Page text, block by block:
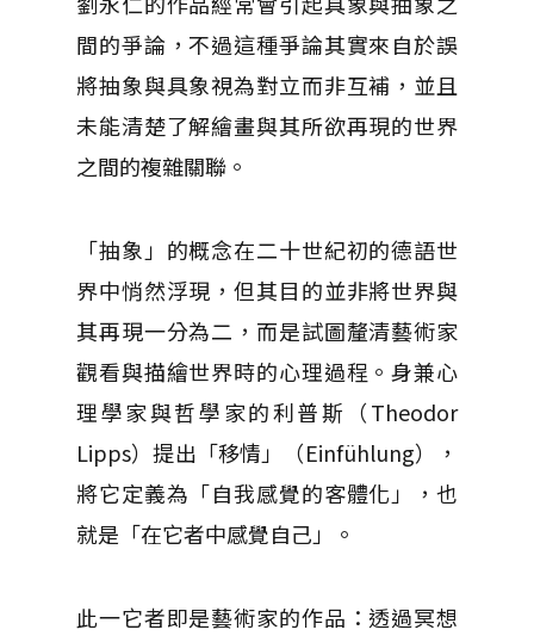
間的爭論，不過這種爭論其實來自於誤
將抽象與具象視為對立而非互補，並且
未能清楚了解繪畫與其所欲再現的世界
之間的複雜關聯。
「抽象」的概念在二十世紀初的德語世
界中悄然浮現，但其目的並非將世界與
其再現一分為二，而是試圖釐清藝術家
觀看與描繪世界時的心理過程。身兼心
理學家與哲學家的利普斯（Theodor
Lipps）提出「移情」（Einfühlung），
將它定義為「自我感覺的客體化」，也
就是「在它者中感覺自己」。
此一它者即是藝術家的作品：透過冥想